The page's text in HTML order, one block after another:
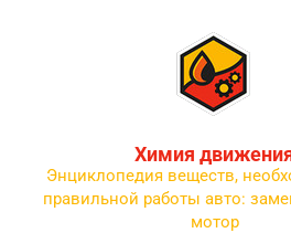
Химия
Энциклопедия веществ,
правильной работы авто:
мотор